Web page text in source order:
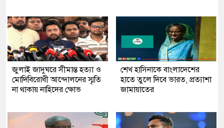
জুলাই জাদুঘরে সীমান্ত হত্যা ও
মোদিবিরোধী আন্দোলনের স্মৃতি
না থাকায় নাহিদের ক্ষোভ
শেখ হাসিনাকে বাংলাদেশের
হাতে তুলে দিবে ভারত, প্রত্যাশা
জামায়াতের